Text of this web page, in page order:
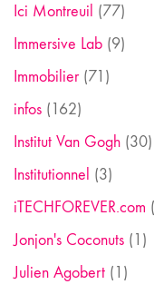
Ici Montreuil (77)
Immersive Lab (9)
Immobilier(71)
infos (162)
Institut Van Gogh (30)
Institutionnel (3)
iTECHFOREVER.com
Jonjon's Coconuts (1)
Julien Agobert (1)